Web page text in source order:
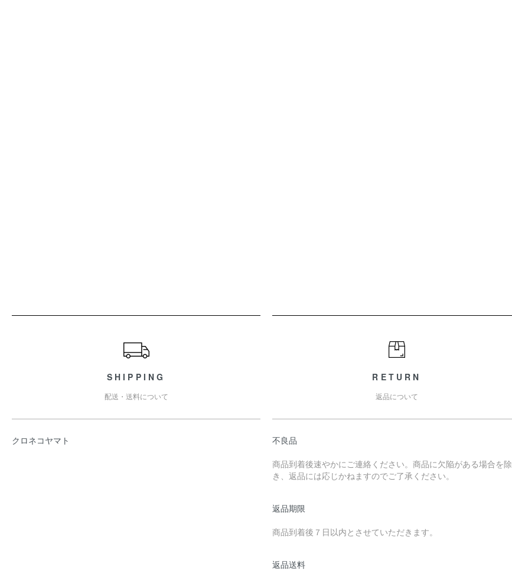
ショッピングガイド
SHIPPING
配送・送料について
クロネコヤマト
RETURN
返品について
不良品
商品到着後速やかにご連絡ください。商品に欠陥がある場合を除
き、返品には応じかねますのでご了承ください。
返品期限
商品到着後７日以内とさせていただきます。
返品送料